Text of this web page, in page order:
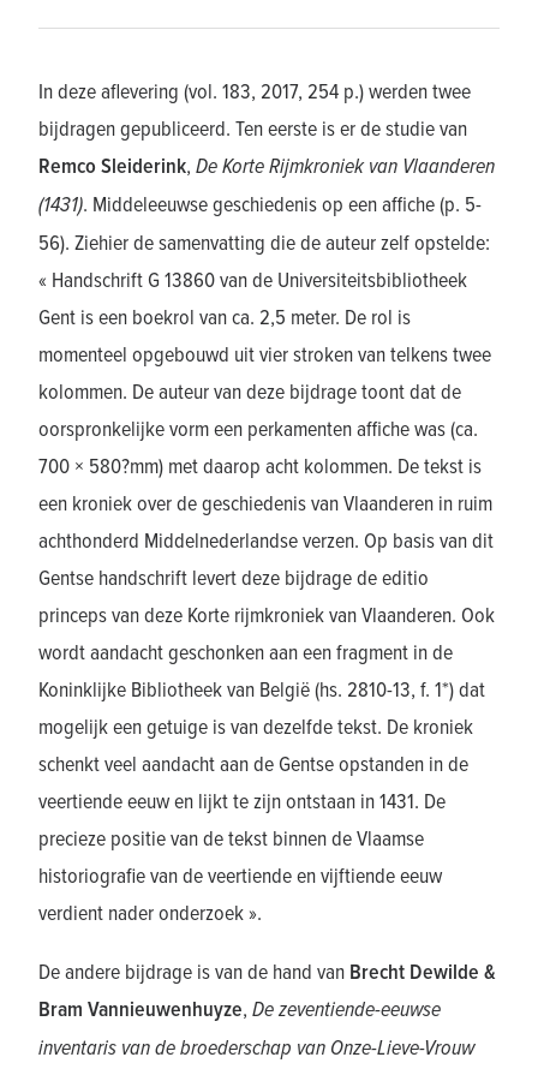
In deze aflevering (vol. 183, 2017, 254 p.) werden twee
bijdragen gepubliceerd. Ten eerste is er de studie van
Remco Sleiderink, De Korte Rijmkroniek van Vlaanderen
(1431). Middeleeuwse geschiedenis op een affiche (p. 5-
56). Ziehier de samenvatting die de auteur zelf opstelde:
« Handschrift G 13860 van de Universiteitsbibliotheek
Gent is een boekrol van ca. 2,5 meter. De rol is
momenteel opgebouwd uit vier stroken van telkens twee
kolommen. De auteur van deze bijdrage toont dat de
oorspronkelijke vorm een perkamenten affiche was (ca.
700 × 580?mm) met daarop acht kolommen. De tekst is
een kroniek over de geschiedenis van Vlaanderen in ruim
achthonderd Middelnederlandse verzen. Op basis van dit
Gentse handschrift levert deze bijdrage de editio
princeps van deze Korte rijmkroniek van Vlaanderen. Ook
wordt aandacht geschonken aan een fragment in de
Koninklijke Bibliotheek van België (hs. 2810-13, f. 1*) dat
mogelijk een getuige is van dezelfde tekst. De kroniek
schenkt veel aandacht aan de Gentse opstanden in de
veertiende eeuw en lijkt te zijn ontstaan in 1431. De
precieze positie van de tekst binnen de Vlaamse
historiografie van de veertiende en vijftiende eeuw
verdient nader onderzoek ».
De andere bijdrage is van de hand van Brecht Dewilde &
Bram Vannieuwenhuyze, De zeventiende-eeuwse
inventaris van de broederschap van Onze-Lieve-Vrouw